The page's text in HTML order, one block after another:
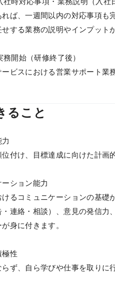
れば、一週間以内の対応事項も
せする業務の説明やインプット
開始（研修終了後）
ービスにおける営業サポート業
ること
力
付け、目標達成に向けた計画
ーション能力
るコミュニケーションの基礎
連絡・相談）、意見の発信力
身に付きます。
極性
ず、自ら学びや仕事を取りに